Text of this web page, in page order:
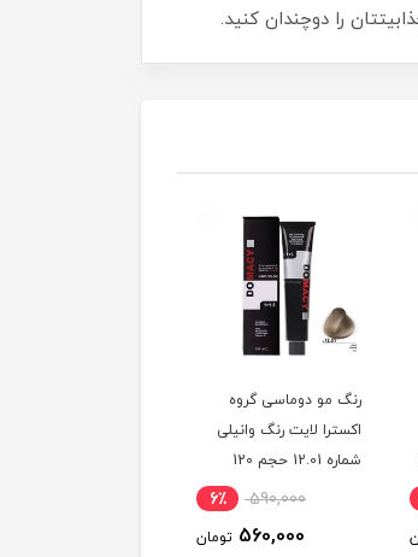
رنگ مو دوماسی گروه
اکسترا لایت رنگ وانیلی
شماره 12.01 حجم 120
590,000 6٪
560,000 تومان